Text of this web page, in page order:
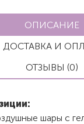
ОПИСАНИЕ
ДОСТАВКА И
ОТЗЫВЫ (0)
шары с